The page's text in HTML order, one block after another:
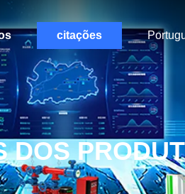
citações
DOS